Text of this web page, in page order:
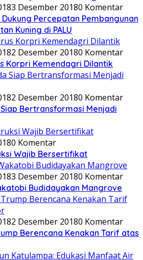
3 Desember 20180 Komentar
Dukung Percepatan Pembangunan
Kuning di PALU
2 Desember 20180 Komentar
Korpri Kemendagri Dilantik
2 Desember 20180 Komentar
Bertransformasi Menjadi
0 Komentar
Wajib Bersertifikat
3 Desember 20180 Komentar
Budidayakan Mangrove
2 Desember 20180 Komentar
Berencana Kenakan Tarif atas